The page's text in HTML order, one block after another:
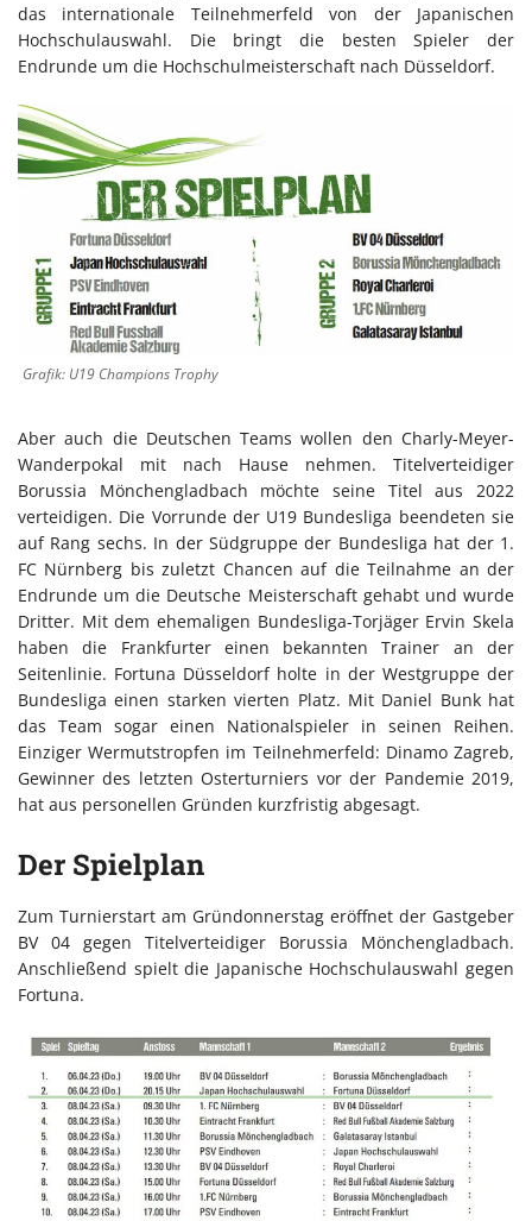
das internationale Teilnehmerfeld von der Japanischen
Hochschulauswahl. Die bringt die besten Spieler der
Endrunde um die Hochschulmeisterschaft nach Düsseldorf.
Grafik: U19 Champions Trophy
Aber auch die Deutschen Teams wollen den Charly-Meyer-
Wanderpokal mit nach Hause nehmen. Titelverteidiger
Borussia Mönchengladbach möchte seine Titel aus 2022
verteidigen. Die Vorrunde der U19 Bundesliga beendeten sie
auf Rang sechs. In der Südgruppe der Bundesliga hat der 1.
FC Nürnberg bis zuletzt Chancen auf die Teilnahme an der
Endrunde um die Deutsche Meisterschaft gehabt und wurde
Dritter. Mit dem ehemaligen Bundesliga-Torjäger Ervin Skela
haben die Frankfurter einen bekannten Trainer an der
Seitenlinie. Fortuna Düsseldorf holte in der Westgruppe der
Bundesliga einen starken vierten Platz. Mit Daniel Bunk hat
das Team sogar einen Nationalspieler in seinen Reihen.
Einziger Wermutstropfen im Teilnehmerfeld: Dinamo Zagreb,
Gewinner des letzten Osterturniers vor der Pandemie 2019,
hat aus personellen Gründen kurzfristig abgesagt.
Der Spielplan
Zum Turnierstart am Gründonnerstag eröffnet der Gastgeber
BV 04 gegen Titelverteidiger Borussia Mönchengladbach.
Anschließend spielt die Japanische Hochschulauswahl gegen
Fortuna.